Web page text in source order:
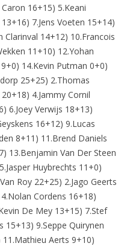
16+15) 5.Keani
7.Jens Voeten 15+14)
14+12) 10.Francois
11+10) 12.Yohan
14.Kevin Putman 0+0)
25+25) 2.Thomas
4.Jammy Cornil
6.Joey Verwijs 18+13)
16+12) 9.Lucas
8+11) 11.Brend Daniels
13.Benjamin Van Der Steen
Huybrechts 11+0)
Roy 22+25) 2.Jago Geerts
Cordens 16+18)
De Mey 13+15) 7.Stef
15+13) 9.Seppe Quirynen
Aerts 9+10)